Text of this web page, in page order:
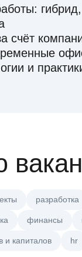
гибрид,
счёт
и
разработка
финансы
и капиталов hr